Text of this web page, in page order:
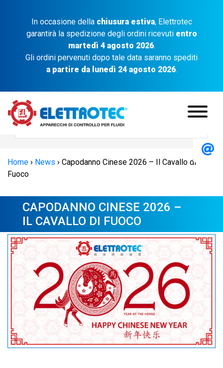
In occasione della chiusura estiva, Elettrotec
garantirà la spedizione degli ordini ricevuti entro
martedì 4 agosto 2026.
Gli ordini pervenuti dopo tale data saranno spediti
a partire da lunedì 24 agosto 2026.
Home › News › Capodanno Cinese 2026 – Il Cavallo di
Fuoco
CAPODANNO CINESE 2026 –
IL CAVALLO DI FUOCO